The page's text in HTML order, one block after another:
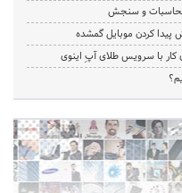
محاسبات و سنجش
کردن موبایل گمشده
کار با سرویس طلای آپِ اینوی